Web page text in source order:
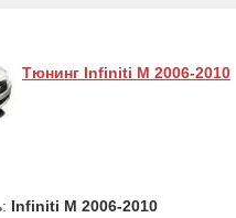
Тюнинг Infiniti M 2006-2010
Infiniti M 2006-2010